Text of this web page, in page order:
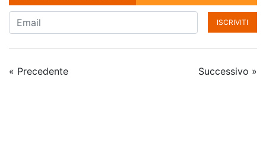
ISCRIVITI
« Precedente Successivo »